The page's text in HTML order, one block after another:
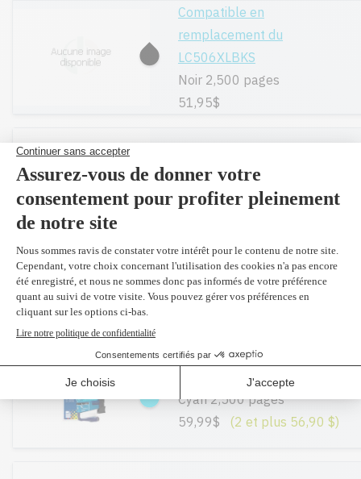
Compatible en
remplacement du
LC506XLBKS
Noir 2,500 pages
51,95$
Noir 1,000 pages
41,99$ (2 et plus 40,90 $)
LC506XXL2PKS - Original
Noir (2 X 5,000 pages)
168,99$ (2 et plus 159,70
LC506XXLCS - Original
Cyan 2,500 pages
59,99$
(2 et plus 56,90 $)